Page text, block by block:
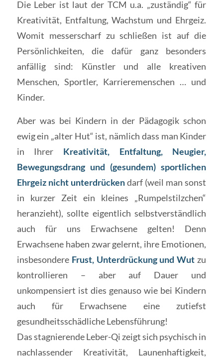
Die Leber ist laut der TCM u.a. „zuständig“ für
Kreativität, Entfaltung, Wachstum und Ehrgeiz.
Womit messerscharf zu schließen ist auf die
Persönlichkeiten, die dafür ganz besonders
anfällig sind: Künstler und alle kreativen
Menschen, Sportler, Karrieremenschen … und
Kinder.
Aber was bei Kindern in der Pädagogik schon
ewig ein „alter Hut“ ist, nämlich dass man Kinder
in Ihrer Kreativität, Entfaltung, Neugier,
Bewegungsdrang und (gesundem) sportlichen
Ehrgeiz nicht unterdrückendarf (weil man sonst
in kurzer Zeit ein kleines „Rumpelstilzchen“
heranzieht), sollte eigentlich selbstverständlich
auch für uns Erwachsene gelten! Denn
Erwachsene haben zwar gelernt, ihre Emotionen,
insbesondere Frust, Unterdrückung und Wut zu
kontrollieren – aber auf Dauer und
unkompensiert ist dies genauso wie bei Kindern
auch für Erwachsene eine zutiefst
gesundheitsschädliche Lebensführung!
Das stagnierende Leber-Qi zeigt sich psychisch in
nachlassender Kreativität, Launenhaftigkeit,